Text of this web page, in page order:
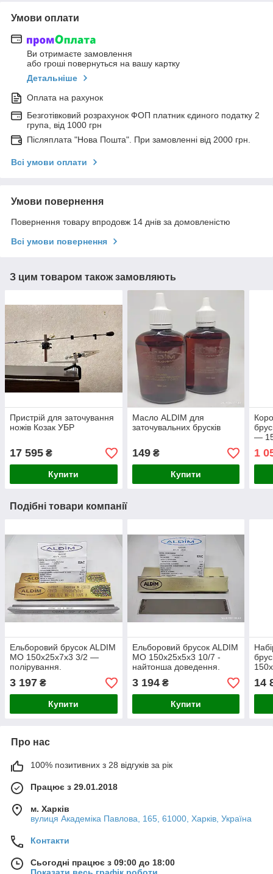
Умови оплати
Ви отримаєте замовлення
або гроші повернуться на вашу картку
Детальніше
Оплата на рахунок
Безготівковий розрахунок ФОП платник єдиного податку 2
група, від 1000 грн
Післяплата "Нова Пошта". При замовленні від 2000 грн.
Всі умови оплати
Умови повернення
Повернення товару впродовж 14 днів за домовленістю
Всі умови повернення
З цим товаром також замовляють
Пристрій для заточування
ножів Козак УБР
17 595 ₴
Купити
Масло ALDIM для
заточувальних брусків
149₴
Купити
—
1
Подібні товари компанії
Ельборовий брусок ALDIM
МО 150х25х7х3 3/2 —
полірування.
3 197 ₴
Купити
Ельборовий брусок ALDIM
МО 150х25х5х3 10/7 -
найтонша доведення.
3 194₴
Купити
14
Про нас
100% позитивних з 28 відгуків за рік
Працює з 29.01.2018
м. Харків
вулиця Академіка Павлова, 165, 61000, Харків, Україна
Контакти
Сьогодні працює з 09:00 до 18:00